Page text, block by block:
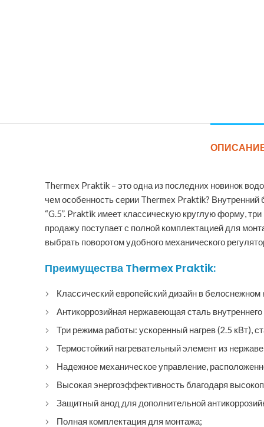
Thermex Praktik – это одна из последних новинок
чем особенность серии Thermex Praktik? Внутренний
“G.5”. Praktik имеет классическую круглую форму,
продажу поступает с полной комплектацией для
выбрать поворотом удобного механического
Преимущества Thermex Praktik:
Классический европейский дизайн в белоснежном
Антикоррозийная нержавеющая сталь внутреннего
Три режима работы: ускоренный нагрев (2.5 кВт),
Термостойкий нагревательный элемент из
Надежное механическое управление,
Высокая энергоэффективность благодаря
Защитный анод для дополнительной
Полная комплектация для монтажа;